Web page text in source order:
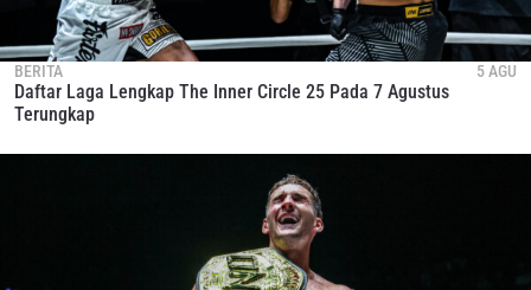
BERITA 5 AGU
Daftar Laga Lengkap The Inner Circle 25 Pada 7 Agustus
Terungkap